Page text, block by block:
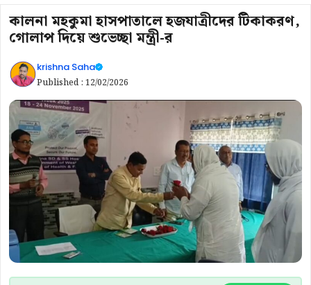
কালনা মহকুমা হাসপাতালে হজযাত্রীদের টিকাকরণ,
গোলাপ দিয়ে শুভেচ্ছা মন্ত্রী-র
krishna Saha
Published : 12/02/2026